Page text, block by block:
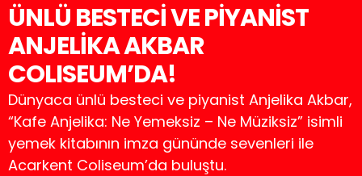
ÜNLÜ BESTECİ VE PİYANİST
ANJELİKA AKBAR
COLISEUM’DA!
Dünyaca ünlü besteci ve piyanist Anjelika Akbar,
“Kafe Anjelika: Ne Yemeksiz – Ne Müziksiz” isimli
yemek kitabının imza gününde sevenleri ile
Acarkent Coliseum’da buluştu.